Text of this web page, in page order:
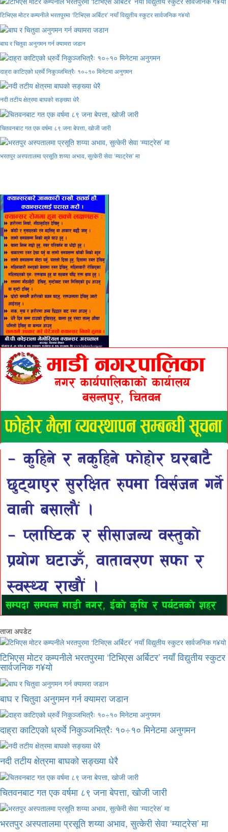
टिभिएस मोटर कम्पनीले भरतपुरमा ‘टिभिएस अर्बिटर’ नयाँ विद्युतीय स्कुटर सार्वजनिक ग¥यो
बाघ र चितुवा अनुगमन गर्न क्यामरा जडान
दाह्रा काटिएको ध्रुर्वे निकुञ्जभित्रैः १०÷१० मिनेटमा अनुगमन
नदी तटीय क्षेत्रमा बाघको सङ्ख्या धेरै
चितवनबाट गत एक वर्षमा ८९ जना बेपत्ता, खोजी जारी
भरतपुर अस्पतालमा प्रसूति शय्या अभाव, सुत्केरी सेवा ‘म्याट्रेस’ मा
ताजा अपडेट
टिभिएस मोटर कम्पनीले भरतपुरमा ‘टिभिएस अर्बिटर’ नयाँ विद्युतीय स्कुटर
सार्वजनिक ग¥यो
बाघ र चितुवा अनुगमन गर्न क्यामरा जडान
दाह्रा काटिएको ध्रुर्वे निकुञ्जभित्रैः १०÷१० मिनेटमा अनुगमन
नदी तटीय क्षेत्रमा बाघको सङ्ख्या धेरै
चितवनबाट गत एक वर्षमा ८९ जना बेपत्ता, खोजी जारी
भरतपुर अस्पतालमा प्रसूति शय्या अभाव, सुत्केरी सेवा ‘म्याट्रेस’ मा